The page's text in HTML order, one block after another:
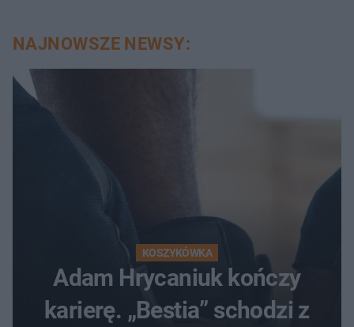
NAJNOWSZE NEWSY:
KOSZYKÓWKA
Adam Hrycaniuk kończy
karierę. „Bestia” schodzi z